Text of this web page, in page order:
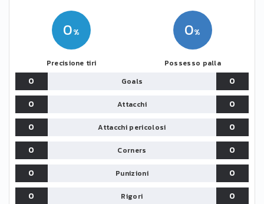
0
Precisione tiri
0
Possesso palla
0 Goals
0
0
Attacchi
0
0
Attacchi pericolosi
0
0
Corners
0
0
Punizioni
0
0
Rigori 0